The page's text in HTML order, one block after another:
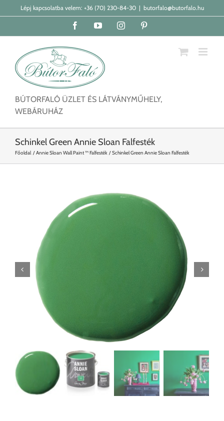
KihagyásLépj kapcsolatba velem: +36 (70) 230-84-30 | butorfalo@butorfalo.hu
FacebookYouTubeInstagram
BÚTORFALÓ ÜZLET ÉS LÁTVÁNYMŰHELY,
WEBÁRUHÁZ
Schinkel Green Annie Sloan Falfesték
Főoldal Annie Sloan Wall Paint ™ Falfesték Schinkel Green Annie Sloan Falfesték